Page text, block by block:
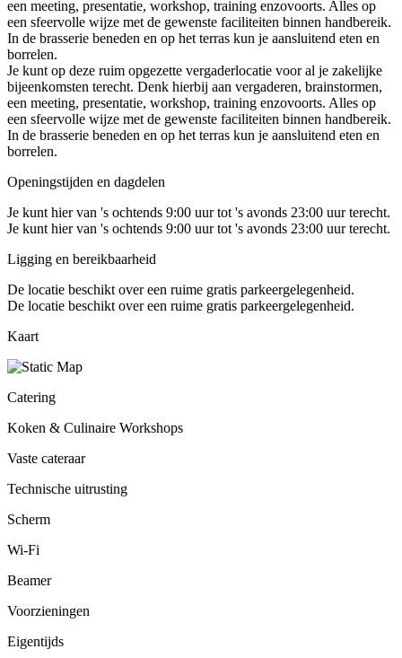
een meeting, presentatie, workshop, training enzovoorts. Alles op
een sfeervolle wijze met de gewenste faciliteiten binnen handbereik.
In de brasserie beneden en op het terras kun je aansluitend eten en
borrelen.
Je kunt op deze ruim opgezette vergaderlocatie voor al je zakelijke
bijeenkomsten terecht. Denk hierbij aan vergaderen, brainstormen,
een meeting, presentatie, workshop, training enzovoorts. Alles op
een sfeervolle wijze met de gewenste faciliteiten binnen handbereik.
In de brasserie beneden en op het terras kun je aansluitend eten en
borrelen.
Openingstijden en dagdelen
Je kunt hier van 's ochtends 9:00 uur tot 's avonds 23:00 uur terecht.
Je kunt hier van 's ochtends 9:00 uur tot 's avonds 23:00 uur terecht.
Ligging en bereikbaarheid
De locatie beschikt over een ruime gratis parkeergelegenheid.
De locatie beschikt over een ruime gratis parkeergelegenheid.
Kaart
Catering
Koken & Culinaire Workshops
Vaste cateraar
Technische uitrusting
Scherm
Wi-Fi
Beamer
Voorzieningen
Eigentijds